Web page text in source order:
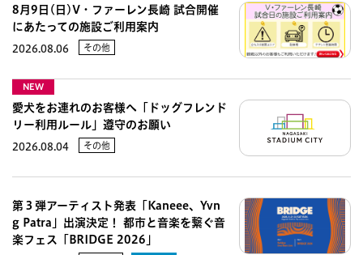
8月9日(日)V・ファーレン長崎 試合開催
にあたっての施設ご利用案内
2026.08.06 その他
NEW
愛犬をお連れのお客様へ「ドッグフレンド
リー利用ルール」遵守のお願い
2026.08.04 その他
第３弾アーティスト発表「Kaneee、Yvn
g Patra」出演決定！ 都市と音楽を繋ぐ音
楽フェス「BRIDGE 2026」